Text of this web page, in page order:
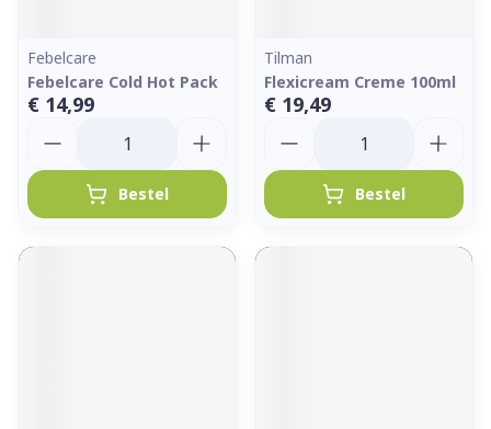
Febelcare
Febelcare Cold Hot Pack
€ 14,99
Bestel
Tilman
Flexicream Creme 100ml
€ 19,49
Bestel